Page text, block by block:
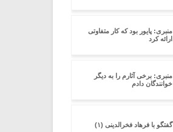
منبری: پایور بود که کار متفاوتی
ارائه کرد
منبری: برخی آثارم را به دیگر
خوانندگان دادم
گفتگو با فرهاد فخرالدینی (۱)